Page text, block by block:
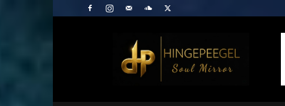
Hingepeegel